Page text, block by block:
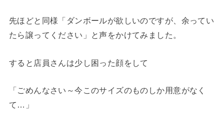
先ほどと同様「ダンボールが欲しいのですが、余ってい
たら譲ってください」と声をかけてみました。
すると店員さんは少し困った顔をして
「ごめんなさい～今このサイズのものしか用意がなく
て…」